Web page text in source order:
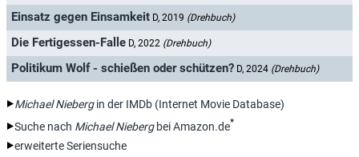
Einsatz gegen Einsamkeit D, 2019 (Drehbuch)
Die Fertigessen-Falle D, 2022 (Drehbuch)
Politikum Wolf - schießen oder schützen? D, 2024 (Drehbuch)
Michael Niebergin der IMDb (Internet Movie Database)
Suche nach Michael Niebergbei Amazon.de*
erweiterte Seriensuche